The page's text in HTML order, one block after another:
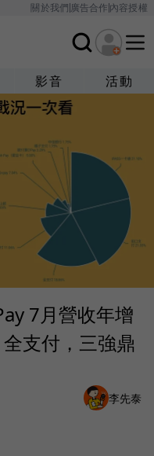
關於我們廣告合作內容授權
影音 活動
7月營收年增
支付，三強鼎
李先泰